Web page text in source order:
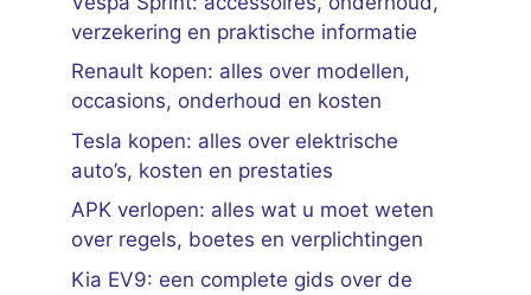
verzekering en praktische informatie
Renault kopen: alles over modellen,
occasions, onderhoud en kosten
Tesla kopen: alles over elektrische
auto’s, kosten en prestaties
APK verlopen: alles wat u moet weten
over regels, boetes en verplichtingen
Kia EV9: een complete gids over de